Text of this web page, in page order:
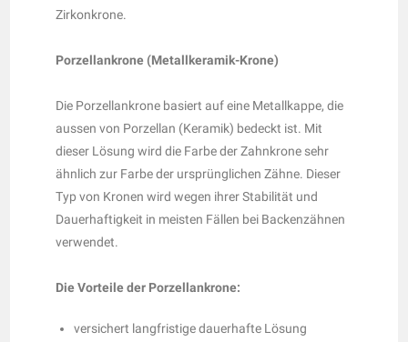
Zirkonkrone.
Porzellankrone (Metallkeramik-Krone)
Die Porzellankrone basiert auf eine Metallkappe, die
aussen von Porzellan (Keramik) bedeckt ist. Mit
dieser Lösung wird die Farbe der Zahnkrone sehr
ähnlich zur Farbe der ursprünglichen Zähne. Dieser
Typ von Kronen wird wegen ihrer Stabilität und
Dauerhaftigkeit in meisten Fällen bei Backenzähnen
verwendet.
Die Vorteile der Porzellankrone:
versichert langfristige dauerhafte Lösung